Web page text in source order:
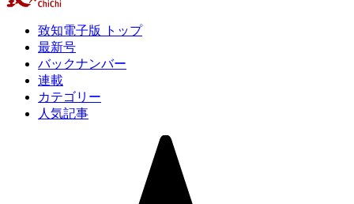
致知電子版 トップ
最新号
バックナンバー
連載
カテゴリー
人気記事